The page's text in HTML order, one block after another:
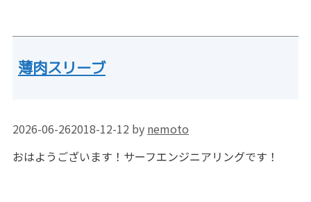
薄肉スリーブ
2026-06-262018-12-12 by nemoto
おはようございます！サーフエンジニアリングです！